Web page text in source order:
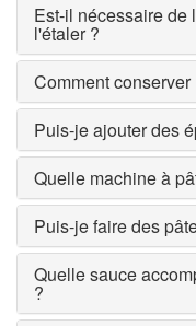
Est-il nécessaire de
l'étaler ?
Comment
Puis-je ajouter des
Quelle machine à
Puis-je faire des
Quelle sauce
?